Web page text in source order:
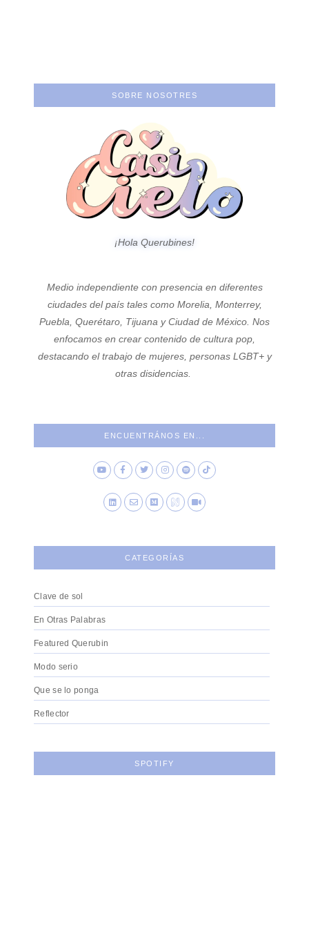
SOBRE NOSOTRES
¡Hola Querubines!
Medio independiente con presencia en diferentes
ciudades del país tales como Morelia, Monterrey,
Puebla, Querétaro, Tijuana y Ciudad de México. Nos
enfocamos en crear contenido de cultura pop,
destacando el trabajo de mujeres, personas LGBT+ y
otras disidencias.
ENCUENTRÁNOS EN...
CATEGORÍAS
Clave de sol
En Otras Palabras
Featured Querubin
Modo serio
Que se lo ponga
Reflector
SPOTIFY